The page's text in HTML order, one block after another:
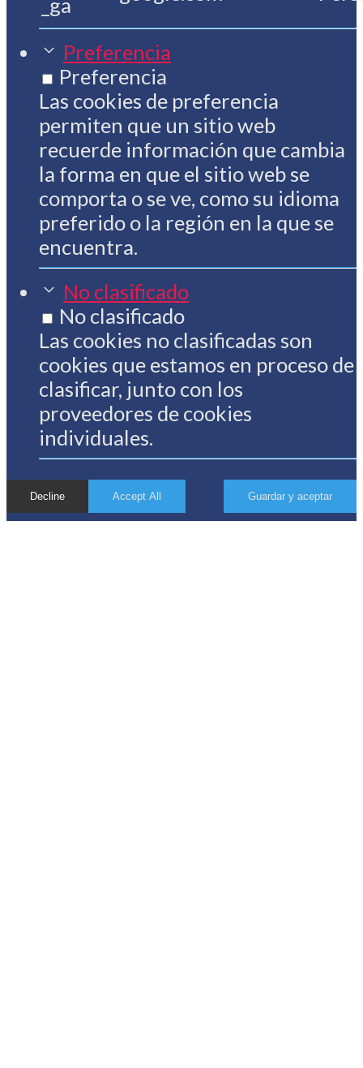
_ga
Preferencia
Preferencia
Las cookies de preferencia
permiten que un sitio web
recuerde información que cambia
la forma en que el sitio web se
comporta o se ve, como su idioma
preferido o la región en la que se
encuentra.
No clasificado
No clasificado
Las cookies no clasificadas son
cookies que estamos en proceso de
clasificar, junto con los
proveedores de cookies
individuales.
Decline Accept All Guardar y aceptar